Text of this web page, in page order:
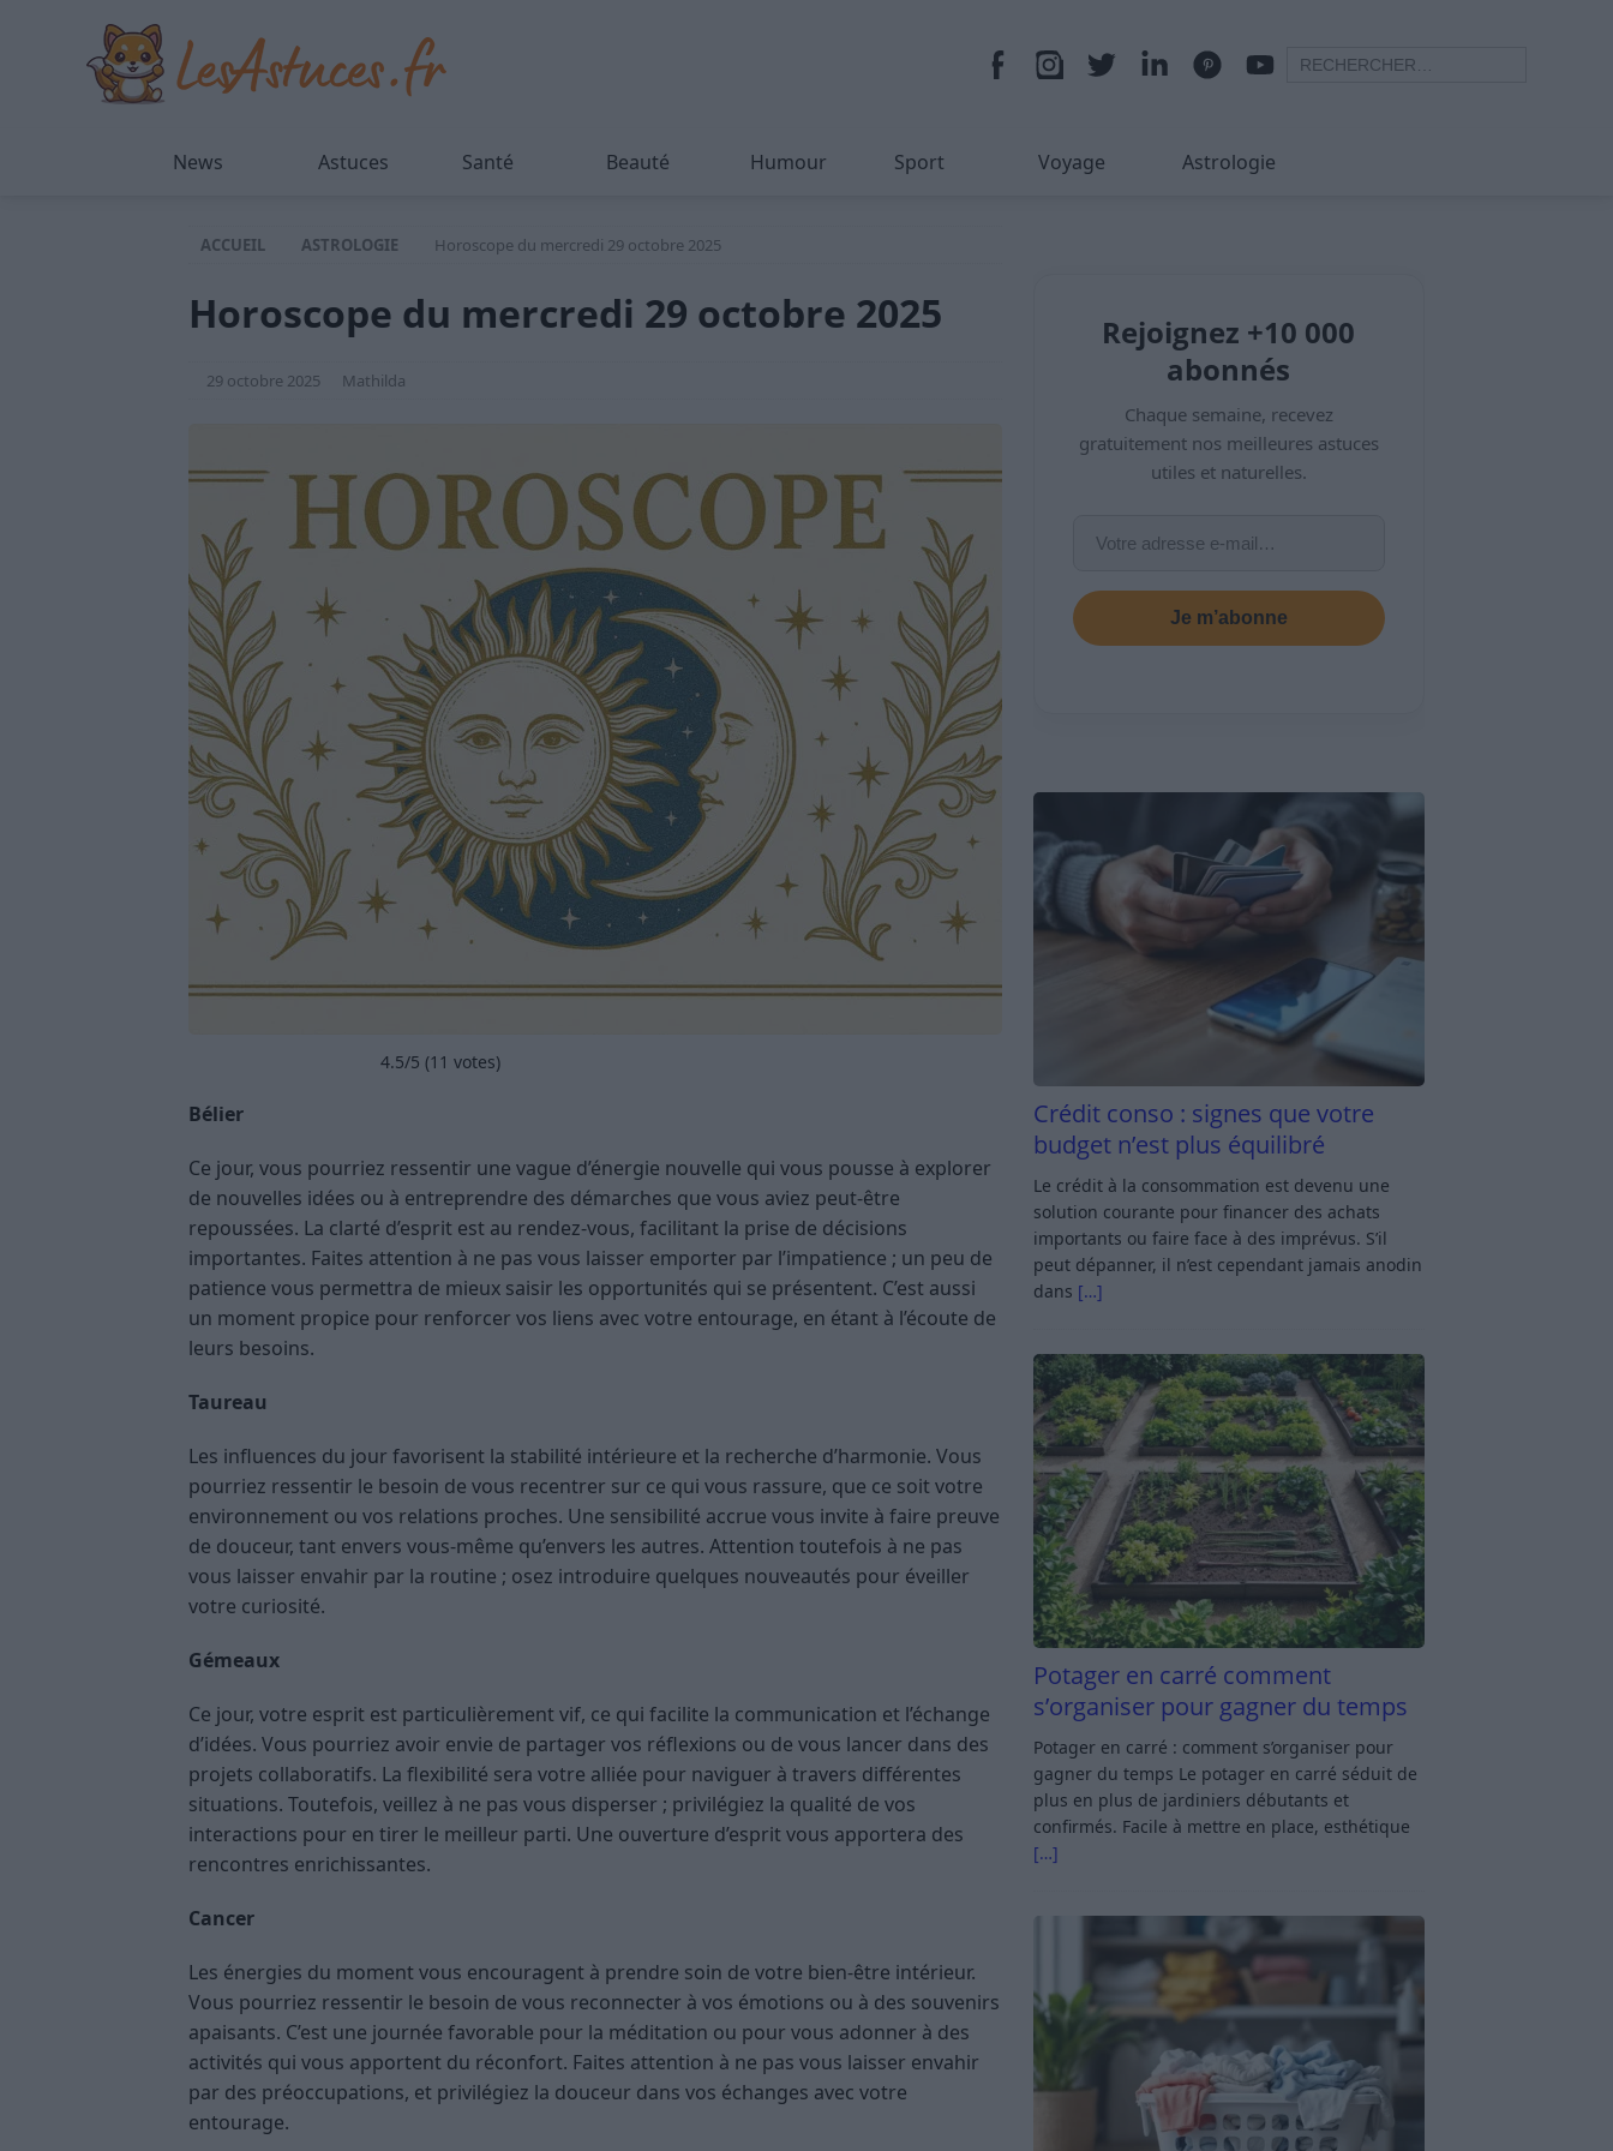
News Astuces Santé Beauté Humour Sport Voyage Astrologie
ACCUEIL ASTROLOGIE Horoscope du mercredi 29 octobre 2025
Horoscope du mercredi 29 octobre 2025
29 octobre 2025 Mathilda
4.5/5 (11 votes)
Bélier
Ce jour, vous pourriez ressentir une vague d’énergie nouvelle qui vous pousse à explorer
de nouvelles idées ou à entreprendre des démarches que vous aviez peut-être
repoussées. La clarté d’esprit est au rendez-vous, facilitant la prise de décisions
importantes. Faites attention à ne pas vous laisser emporter par l’impatience ; un peu de
patience vous permettra de mieux saisir les opportunités qui se présentent. C’est aussi
un moment propice pour renforcer vos liens avec votre entourage, en étant à l’écoute de
leurs besoins.
Taureau
Les influences du jour favorisent la stabilité intérieure et la recherche d’harmonie. Vous
pourriez ressentir le besoin de vous recentrer sur ce qui vous rassure, que ce soit votre
environnement ou vos relations proches. Une sensibilité accrue vous invite à faire preuve
de douceur, tant envers vous-même qu’envers les autres. Attention toutefois à ne pas
vous laisser envahir par la routine ; osez introduire quelques nouveautés pour éveiller
votre curiosité.
Gémeaux
Ce jour, votre esprit est particulièrement vif, ce qui facilite la communication et l’échange
d’idées. Vous pourriez avoir envie de partager vos réflexions ou de vous lancer dans des
projets collaboratifs. La flexibilité sera votre alliée pour naviguer à travers différentes
situations. Toutefois, veillez à ne pas vous disperser ; privilégiez la qualité de vos
interactions pour en tirer le meilleur parti. Une ouverture d’esprit vous apportera des
rencontres enrichissantes.
Cancer
Les énergies du moment vous encouragent à prendre soin de votre bien-être intérieur.
Vous pourriez ressentir le besoin de vous reconnecter à vos émotions ou à des souvenirs
apaisants. C’est une journée favorable pour la méditation ou pour vous adonner à des
activités qui vous apportent du réconfort. Faites attention à ne pas vous laisser envahir
par des préoccupations, et privilégiez la douceur dans vos échanges avec votre
entourage.
Rejoignez +10 000
abonnés
Chaque semaine, recevez
gratuitement nos meilleures astuces
utiles et naturelles.
Je m’abonne
Crédit conso : signes que votre
budget n’est plus équilibré
Le crédit à la consommation est devenu une
solution courante pour financer des achats
importants ou faire face à des imprévus. S’il
peut dépanner, il n’est cependant jamais anodin
dans […]
Potager en carré comment
s’organiser pour gagner du temps
Potager en carré : comment s’organiser pour
gagner du temps Le potager en carré séduit de
plus en plus de jardiniers débutants et
confirmés. Facile à mettre en place, esthétique
[…]